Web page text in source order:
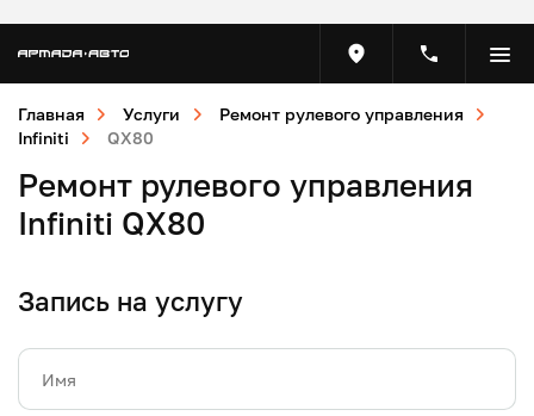
Главная Услуги
Ремонт рулевого управления
Infiniti
QX80
Ремонт рулевого управления
Infiniti QX80
Запись на услугу
Имя